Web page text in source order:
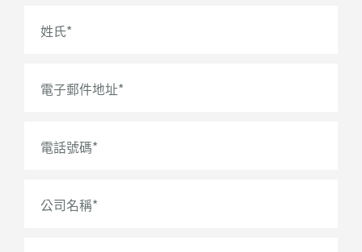
姓氏*
電子郵件地址*
電話號碼*
公司名稱*